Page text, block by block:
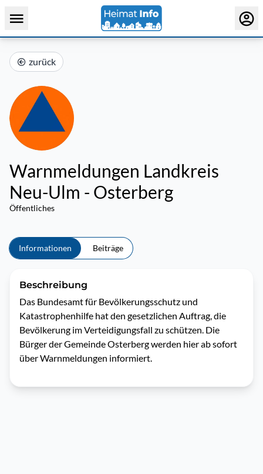
zurück
Warnmeldungen Landkreis
Neu-Ulm - Osterberg
Öffentliches
Informationen Beiträge
Beschreibung
Das Bundesamt für Bevölkerungsschutz und
Katastrophenhilfe hat den gesetzlichen Auftrag, die
Bevölkerung im Verteidigungsfall zu schützen. Die
Bürger der Gemeinde Osterberg werden hier ab sofort
über Warnmeldungen informiert.